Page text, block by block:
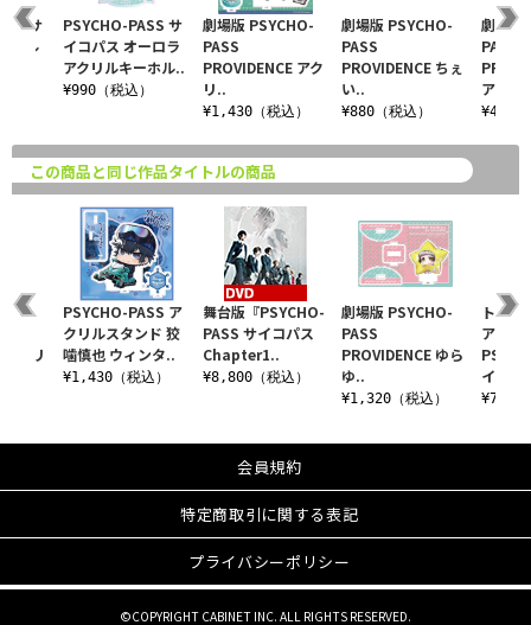
劇場版 PSYCHO-
PASS
PROVIDENCE アク
リ..
¥1,430（税込）
劇場版 PSYCHO-
PASS
PROVIDENCE ちぇ
い..
¥880（税込）
劇場版
PASS
ア..
¥440
サ
リル
PSYCHO-PASS サ
イコパス オーロラ
アクリルキーホル..
¥990（税込）
この商品と同じ作品タイトルの商品
舞台版『PSYCHO-
PASS サイコパス
Chapter1..
¥8,800（税込）
劇場版 PSYCHO-
PASS
PROVIDENCE ゆら
ゆ..
¥1,320（税込）
トレー
アファ
イコ..
¥7,150
クリ
PSYCHO-PASS ア
クリルスタンド 狡
噛慎也 ウィンタ..
¥1,430（税込）
会員規約
特定商取引に関する表記
プライバシーポリシー
©COPYRIGHT CABINET INC. ALL RIGHTS RESERVED.